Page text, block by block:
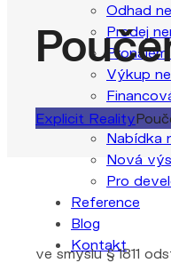
Odhad
Prodej
Výkup
Nemovitosti
Nabídka
Nová
Pro
Reference
Blog
Kontakt
Explicit Reality
ve smyslu § 1811